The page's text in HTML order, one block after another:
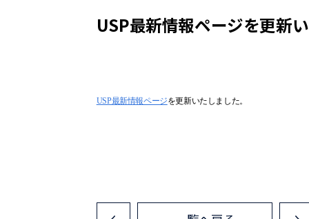
USP最新情報ページを更新い
USP最新情報ページを更新いたしました。